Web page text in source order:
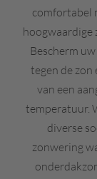
comfortabel
hoogwaardige
Bescherm
tegen de zon
van een
temperatuur.
diverse
zonwering